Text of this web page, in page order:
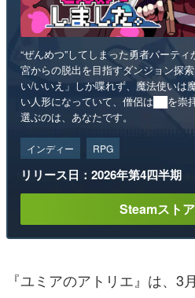
“ぜんめつ”してしまった勇者パーテ
宮からの脱出を目指すダンジョン探
い/いいえ」しか喋れず、魔法使いは
い人形になっていて、僧侶は██を崇
選ぶのは、あなたです。
インディー RPG
リリース日：2026年第4四半期
Steamスト
『ユミアのアトリエ』は、3